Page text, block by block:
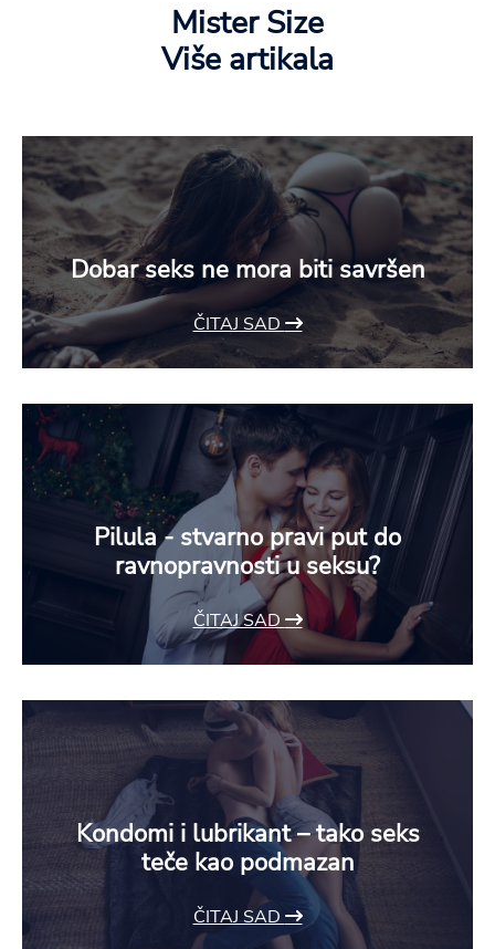
Mister Size
Više artikala
Dobar seks ne mora biti savršen
ČITAJ SAD
Pilula - stvarno pravi put do
ravnopravnosti u seksu?
ČITAJ SAD
Kondomi i lubrikant – tako seks
teče kao podmazan
ČITAJ SAD